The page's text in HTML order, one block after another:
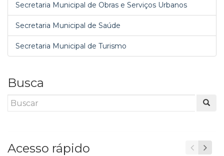
Secretaria Municipal de Obras e Serviços Urbanos
Secretaria Municipal de Saúde
Secretaria Municipal de Turismo
Busca
Acesso rápido